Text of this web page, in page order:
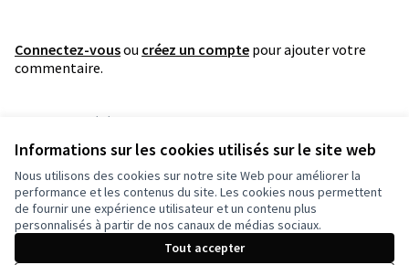
Informations sur les cookies utilisés sur le site web
Nous utilisons des cookies sur notre site Web pour améliorer la
performance et les contenus du site. Les cookies nous permettent
de fournir une expérience utilisateur et un contenu plus
personnalisés à partir de nos canaux de médias sociaux.
Tout accepter
Connectez-vousou créez un compte pour ajouter votre
commentaire.
Référence : grandnancy-PROP-2023-02-2693
Vérifiez l'empreinte numérique
Conditions d'utilisation
Paramètres des cookies